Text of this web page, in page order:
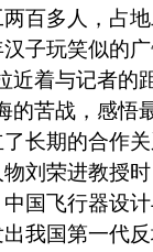
百多人，占
子玩笑似的
近着与记者
的苦战，感
长期的合作
刘荣进教授
国飞行器设
我国第一代